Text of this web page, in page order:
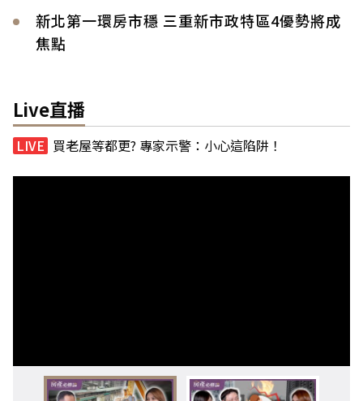
新北第一環房市穩 三重新市政特區4優勢將成
焦點
Live直播
買老屋等都更? 專家示警：小心這陷阱！